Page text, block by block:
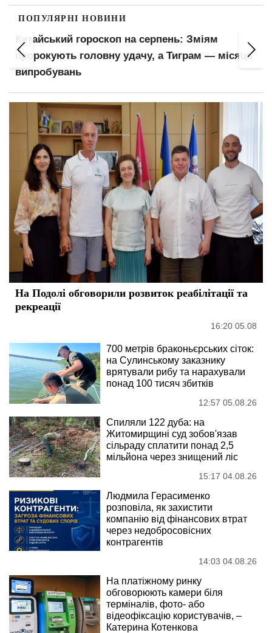
ПОПУЛЯРНІ НОВИНИ
Пенсіонери відчують прибавку в гаманцях:
ПФУ оновив важливий показник для
розрахунку виплат
На Подолі обговорили розвиток реабілітації та
рекреації
16:20 05.08
700 метрів браконьєрських сіток:
на Сулинському заказнику
врятували рибу та нарахували
понад 100 тисяч збитків
12:57 05.08.26
Спиляли 122 дуба: на
Житомирщині суд зобов'язав
сільраду сплатити понад 2,5
мільйона через знищений ліс
15:17 04.08.26
Людмила Герасименко
розповіла, як захистити
компанію від фінансових втрат
через недобросовісних
контрагентів
14:03 04.08.26
На платіжному ринку
обговорюють камери біля
терміналів, фото- або
відеофіксацію користувачів, –
Катерина Котенкова